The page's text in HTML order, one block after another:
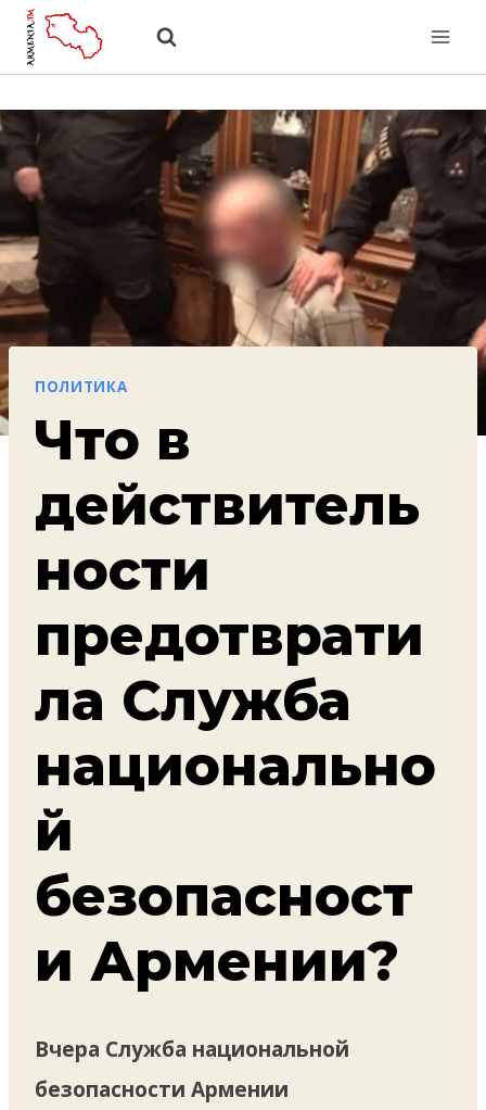
Перейти
ПОЛИТИКА
Что в
действитель
ности
предотврати
ла Служба
национально
й
безопасност
и Армении?
Вчера Служба национальной
безопасности Армении